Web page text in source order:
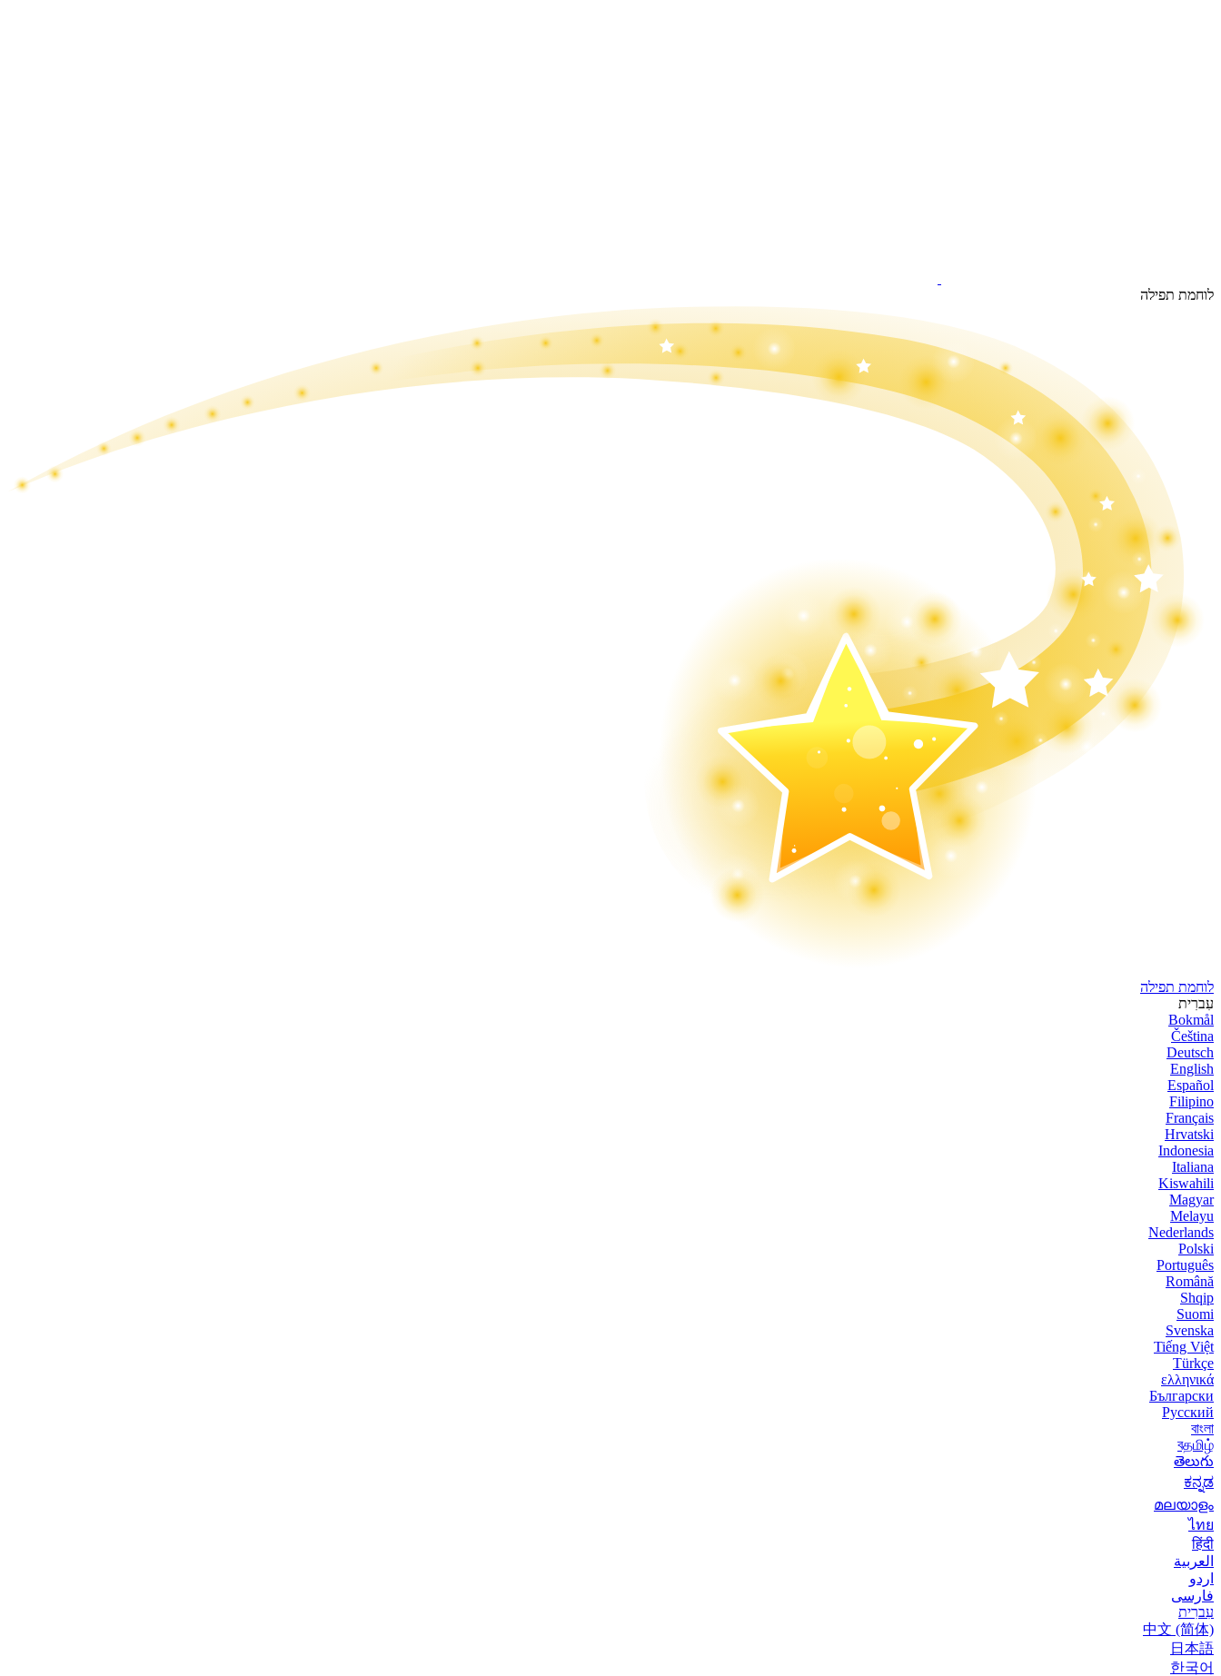
לוחמת תפילה
לוחמת תפילה
עִברִית
Bokmål
Čeština
Deutsch
English
Español
Filipino
Français
Hrvatski
Indonesia
Italiana
Kiswahili
Magyar
Melayu
Nederlands
Polski
Português
Română
Shqip
Suomi
Svenska
Tiếng Việt
Türkçe
ελληνικά
Български
Русский
বাংলা
বதமிழ்
తెలుగు
ಕನ್ನಡ
മലയാളം
ไทย
हिंदी
العربية
اردو
فارسی
עִברִית
中文 (简体)
日本語
한국어